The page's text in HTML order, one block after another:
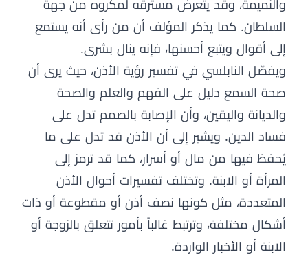
السلطان. كما يذكر المؤلف أن من رأى أنه يستمع
إلى أقوال ويتبع أحسنها، فإنه ينال بشرى.
ويفصّل النابلسي في تفسير رؤية الأذن، حيث يرى أن
صحة السمع دليل على الفهم والعلم والصحة
والديانة واليقين، وأن الإصابة بالصمم تدل على
فساد الدين. ويشير إلى أن الأذن قد تدل على ما
يُحفظ فيها من مال أو أسرار، كما قد ترمز إلى
المرأة أو الابنة. وتختلف تفسيرات أحوال الأذن
المتعددة، مثل كونها نصف أذن أو مقطوعة أو ذات
أشكال مختلفة، وترتبط غالباً بأمور تتعلق بالزوجة أو
الابنة أو الأخبار الواردة.